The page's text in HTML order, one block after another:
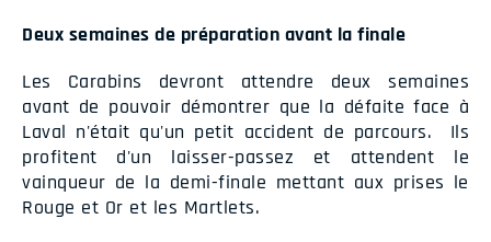
Deux semaines de préparation avant la finale
Les Carabins devront attendre deux semaines
avant de pouvoir démontrer que la défaite face à
Laval n'était qu'un petit accident de parcours. Ils
profitent d'un laisser-passez et attendent le
vainqueur de la demi-finale mettant aux prises le
Rouge et Or et les Martlets.